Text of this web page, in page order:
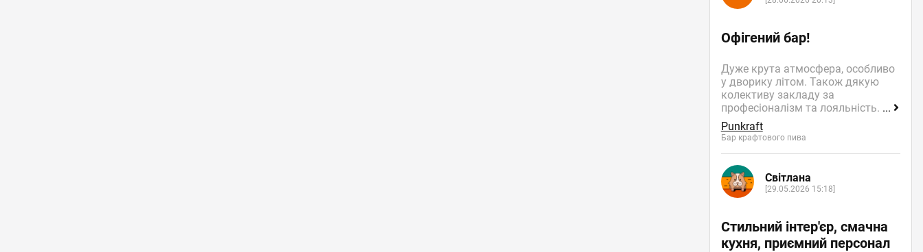
Офігений бар!
Дуже крута атмосфера, особливо
у дворику літом. Також дякую
колективу закладу за
професіоналізм та лояльність. ...
Punkraft
Бар крафтового пива
Світлана
[29.05.2026 15:18]
Стильний інтер'єр, смачна
кухня, приємний персонал